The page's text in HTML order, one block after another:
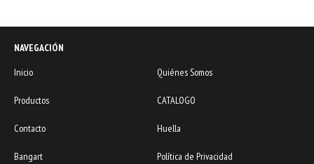
NAVEGACIÓN
Inicio
Quiénes Somos
Productos CATALOGO
Contacto Huella
Bangart Política de Privacidad